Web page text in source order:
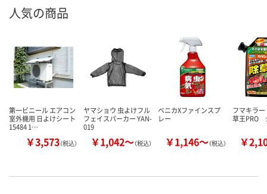
人気の商品
第一ビニール エアコン
室外機用 日よけシート
15484 1…
￥3,573（税込）
ヤマショウ 虫よけフル
フェイスパーカー YAN-
019
￥1,042～（税込）
ベニカXファインスプ
レー
￥1,146～（税込）
フマキラ
草王PRO
￥